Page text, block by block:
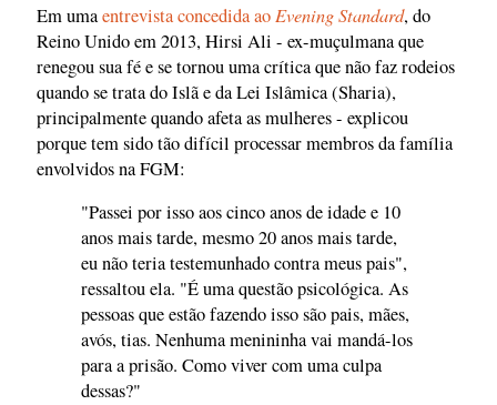
Em umaentrevista concedida ao Evening Standard, do
Reino Unido em 2013, Hirsi Ali - ex-muçulmana que
renegou sua fé e se tornou uma crítica que não faz rodeios
quando se trata do Islã e da Lei Islâmica (Sharia),
principalmente quando afeta as mulheres - explicou
porque tem sido tão difícil processar membros da família
envolvidos na FGM:
"Passei por isso aos cinco anos de idade e 10
anos mais tarde, mesmo 20 anos mais tarde,
eu não teria testemunhado contra meus pais",
ressaltou ela. "É uma questão psicológica. As
pessoas que estão fazendo isso são pais, mães,
avós, tias. Nenhuma menininha vai mandá-los
para a prisão. Como viver com uma culpa
dessas?"